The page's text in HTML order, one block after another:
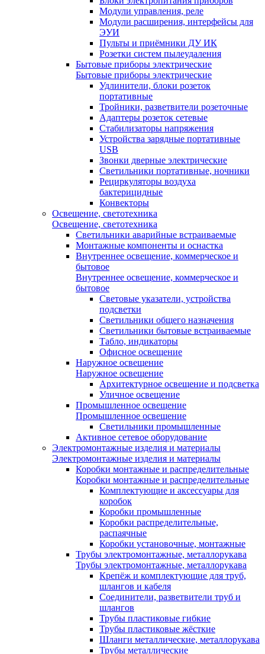
Модули управления, реле
Модули расширения, интерфейсы для
ЭУИ
Пульты и приёмники ДУ ИК
Розетки систем пылеудаления
Бытовые приборы электрические
Бытовые приборы электрические
Удлинители, блоки розеток
портативные
Тройники, разветвители розеточные
Адаптеры розеток сетевые
Стабилизаторы напряжения
Устройства зарядные портативные
USB
Звонки дверные электрические
Светильники портативные, ночники
Рециркуляторы воздуха
бактерицидные
Конвекторы
Освещение, светотехника
Освещение, светотехника
Светильники аварийные встраиваемые
Монтажные компоненты и оснастка
Внутреннее освещение, коммерческое и
бытовое
Внутреннее освещение, коммерческое и
бытовое
Световые указатели, устройства
подсветки
Светильники общего назначения
Светильники бытовые встраиваемые
Табло, индикаторы
Офисное освещение
Наружное освещение
Наружное освещение
Архитектурное освещение и подсветка
Уличное освещение
Промышленное освещение
Промышленное освещение
Светильники промышленные
Активное сетевое оборудование
Электромонтажные изделия и материалы
Электромонтажные изделия и материалы
Коробки монтажные и распределительные
Коробки монтажные и распределительные
Комплектующие и аксессуары для
коробок
Коробки промышленные
Коробки распределительные,
распаячные
Коробки установочные, монтажные
Трубы электромонтажные, металлорукава
Трубы электромонтажные, металлорукава
Крепёж и комплектующие для труб,
шлангов и кабеля
Соединители, разветвители труб и
шлангов
Трубы пластиковые гибкие
Трубы пластиковые жёсткие
Шланги металлические, металлорукава
Трубы металлические